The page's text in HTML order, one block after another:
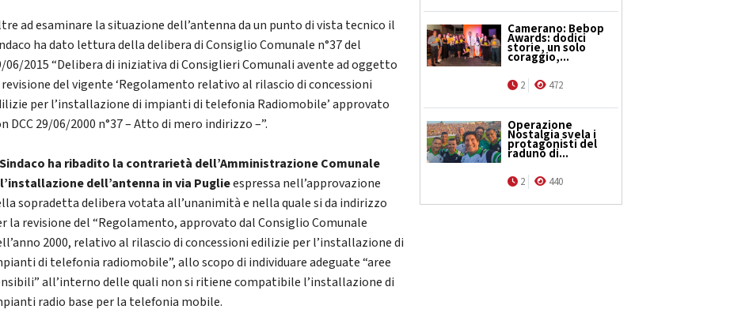
ad esaminare la situazione dell’antenna da un punto di vista tecnico il
ha dato lettura della delibera di Consiglio Comunale n°37 del
06/2015 “Delibera di iniziativa di Consiglieri Comunali avente ad oggetto
del vigente ‘Regolamento relativo al rilascio di concessioni
per l’installazione di impianti di telefonia Radiomobile’ approvato
DCC 29/06/2000 n°37 – Atto di mero indirizzo –”.
ha ribadito la contrarietà dell’Amministrazione Comunale
dell’antenna in via Puglieespressa nell’approvazione
sopradetta delibera votata all’unanimità e nella quale si da indirizzo
la revisione del “Regolamento, approvato dal Consiglio Comunale
2000, relativo al rilascio di concessioni edilizie per l’installazione di
di telefonia radiomobile”, allo scopo di individuare adeguate “aree
all’interno delle quali non si ritiene compatibile l’installazione di
radio base per la telefonia mobile.
Camerano: Bebop
Awards: dodici
storie, un solo
coraggio,...
2 472
Operazione
Nostalgia svela i
protagonisti del
raduno di...
2 440